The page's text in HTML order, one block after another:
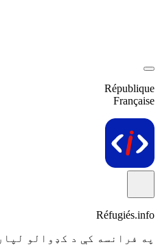
République
Française
Réfugiés.info
په فرانسه کې د کډوالو